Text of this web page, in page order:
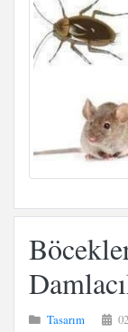
Tasarım